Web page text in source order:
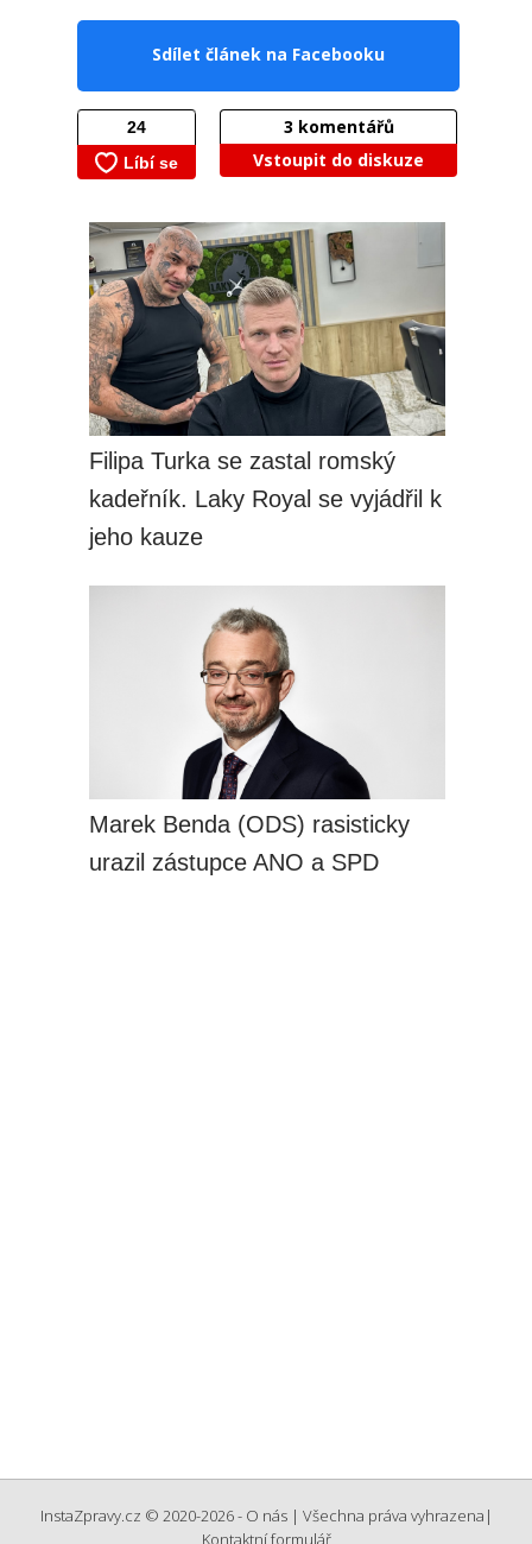
Sdílet článek na Facebooku
3 komentářů
Vstoupit do diskuze
Filipa Turka se zastal romský
kadeřník. Laky Royal se vyjádřil k
jeho kauze
Marek Benda (ODS) rasisticky
urazil zástupce ANO a SPD
InstaZpravy.cz © 2020-2026 - O nás| Všechna práva vyhrazena |
Kontaktní formulář